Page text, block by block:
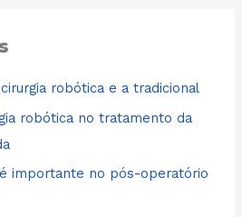
robótica e a tradicional
robótica no tratamento da
importante no pós-operatório